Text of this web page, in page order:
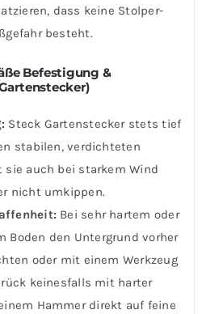
dass keine Stolper-
besteht.
Befestigung &
Steck Gartenstecker stets tief
stabilen, verdichteten
sie auch bei starkem Wind
nicht umkippen.
Bei sehr hartem oder
Boden den Untergrund vorher
oder mit einem Werkzeug
keinesfalls mit harter
Hammer direkt auf feine